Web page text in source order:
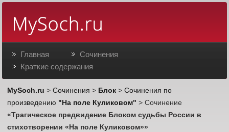
Главная
Сочинения
Краткие содержания
MySoch.ru >Сочинения > Блок >Сочинения по
произведению "На поле Куликовом" > Сочинение
«Трагическое предвидение Блоком судьбы России в
стихотворении «На поле Куликовом»»